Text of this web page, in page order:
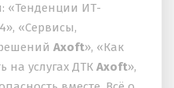
«Тенденции ИТ-
«Сервисы,
Axoft», «Как
на услугах ДТК Axoft»,